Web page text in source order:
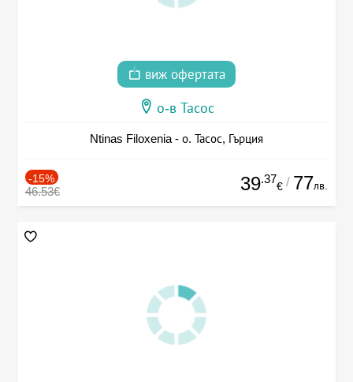
виж офертата
о-в Тасос
Ntinas Filoxenia - о. Тасос, Гърция
-15%
46.53€ 39.37
€ / 77лв.